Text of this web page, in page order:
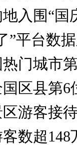
入围“国
”平台数
门城市
区县第6
游客接
数超148